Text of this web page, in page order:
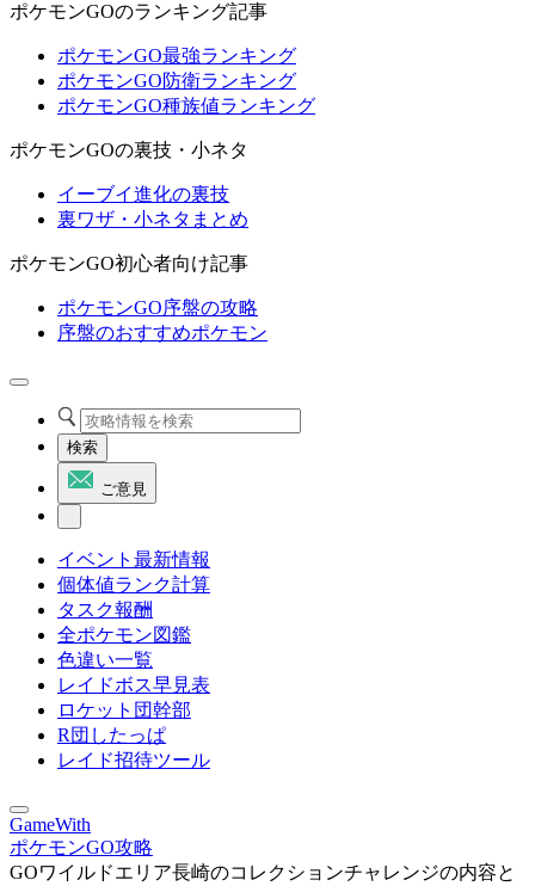
ポケモンGOのランキング記事
ポケモンGO最強ランキング
ポケモンGO防衛ランキング
ポケモンGO種族値ランキング
ポケモンGOの裏技・小ネタ
イーブイ進化の裏技
裏ワザ・小ネタまとめ
ポケモンGO初心者向け記事
ポケモンGO序盤の攻略
序盤のおすすめポケモン
検索
ご意見
イベント最新情報
個体値ランク計算
タスク報酬
全ポケモン図鑑
色違い一覧
レイドボス早見表
ロケット団幹部
R団したっぱ
レイド招待ツール
GameWith
ポケモンGO攻略
GOワイルドエリア長崎のコレクションチャレンジの内容と